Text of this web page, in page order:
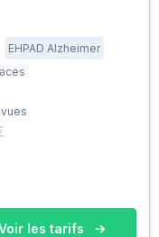
EHPAD Alzheimer
vues
les tarifs